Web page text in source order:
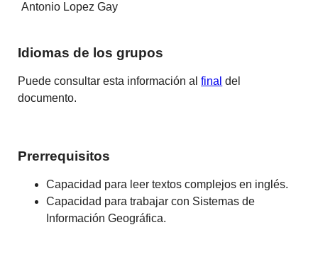
Antonio Lopez Gay
Idiomas de los grupos
Puede consultar esta información alfinal del
documento.
Prerrequisitos
Capacidad para leer textos complejos en inglés.
Capacidad para trabajar con Sistemas de
Información Geográfica.